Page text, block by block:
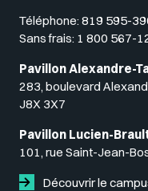
Téléphone: 819 595-
Sans frais: 1 800 567-
Pavillon Alexandre-
283, boulevard
J8X 3X7
Pavillon Lucien-
101, rue Saint-Jean-
Découvrir le